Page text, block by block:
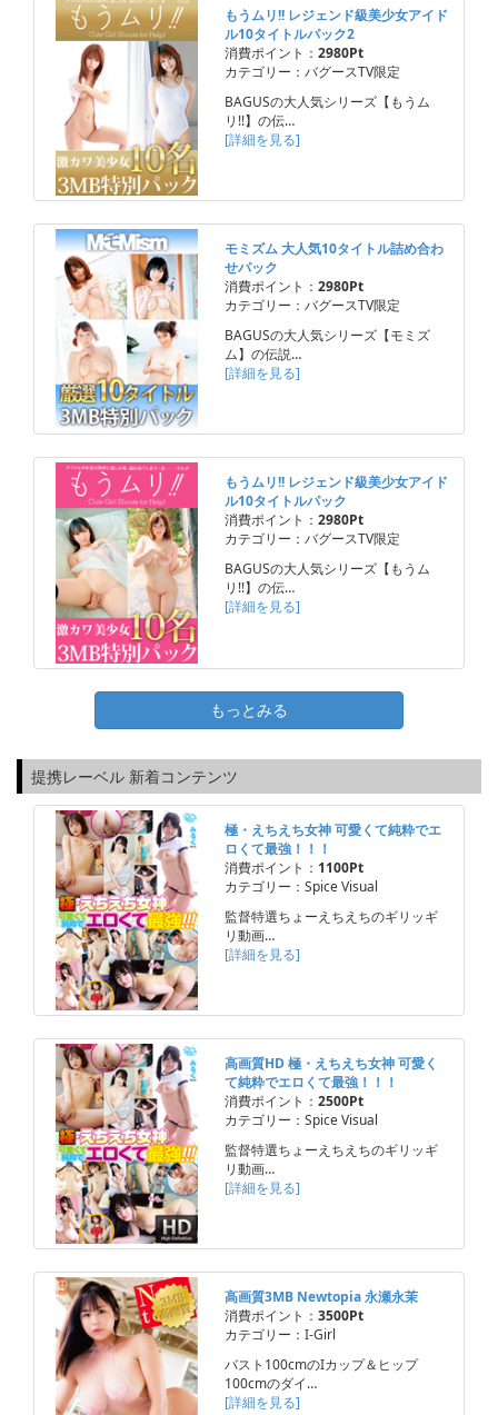
もうムリ!! レジェンド級美少女アイド
ル10タイトルパック2
消費ポイント： 2980Pt
カテゴリー：バグースTV限定
BAGUSの大人気シリーズ【もうム
リ!!】の伝…
[詳細を見る]
モミズム 大人気10タイトル詰め合わ
せパック
消費ポイント： 2980Pt
カテゴリー：バグースTV限定
BAGUSの大人気シリーズ【モミズ
ム】の伝説…
[詳細を見る]
もうムリ!! レジェンド級美少女アイド
ル10タイトルパック
消費ポイント： 2980Pt
カテゴリー：バグースTV限定
BAGUSの大人気シリーズ【もうム
リ!!】の伝…
[詳細を見る]
もっとみる
提携レーベル 新着コンテンツ
極・えちえち女神 可愛くて純粋でエ
ロくて最強！！！
消費ポイント： 1100Pt
カテゴリー：Spice Visual
監督特選ちょーえちえちのギリッギ
リ動画…
[詳細を見る]
高画質HD 極・えちえち女神 可愛く
て純粋でエロくて最強！！！
消費ポイント： 2500Pt
カテゴリー：Spice Visual
監督特選ちょーえちえちのギリッギ
リ動画…
[詳細を見る]
高画質3MB Newtopia 永瀬永茉
消費ポイント： 3500Pt
カテゴリー：I-Girl
バスト100cmのIカップ＆ヒップ
100cmのダイ…
[詳細を見る]